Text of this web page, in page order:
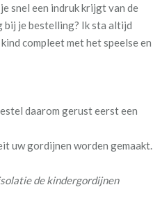
snel een indruk krijgt van de
bij je bestelling? Ik sta altijd
compleet met het speelse en
daarom gerust eerst een
uw gordijnen worden gemaakt.
de kindergordijnen